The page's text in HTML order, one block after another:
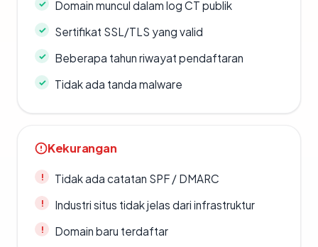
Domain muncul dalam log CT publik
Sertifikat SSL/TLS yang valid
Beberapa tahun riwayat pendaftaran
Tidak ada tanda malware
Kekurangan
Tidak ada catatan SPF / DMARC
Industri situs tidak jelas dari infrastruktur
Domain baru terdaftar